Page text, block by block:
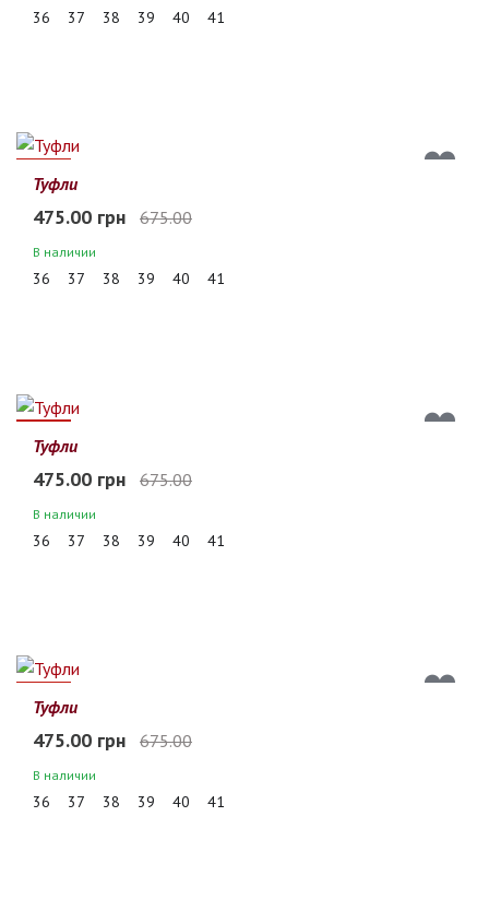
36 37 38 39 40 41
30%
Туфли
475.00 грн 675.00
В наличии
36 37 38 39 40 41
30%
Туфли
475.00 грн 675.00
В наличии
36 37 38 39 40 41
30%
Туфли
475.00 грн 675.00
В наличии
36 37 38 39 40 41